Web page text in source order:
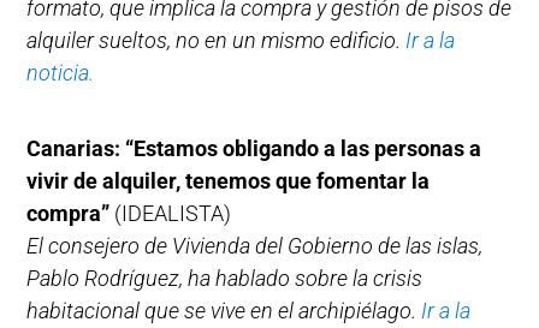
formato, que implica la compra y gestión de pisos de
alquiler sueltos, no en un mismo edificio. Ir a la
noticia.
Canarias: “Estamos obligando a las personas a
vivir de alquiler, tenemos que fomentar la
compra” (IDEALISTA)
El consejero de Vivienda del Gobierno de las islas,
Pablo Rodríguez, ha hablado sobre la crisis
habitacional que se vive en el archipiélago. Ir a la